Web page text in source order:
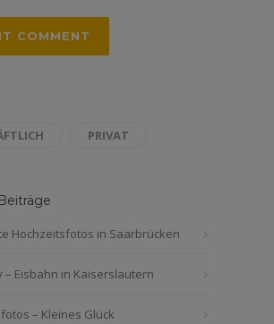
PRIVAT
Hochzeitsfotos in Saarbrücken
– Eisbahn in Kaiserslautern
– Kleines Glück